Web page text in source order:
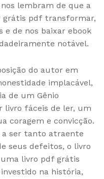
lembram de que a
pdf transformar,
e de nos baixar ebook
notável.
do autor em
implacável,
de um Gênio
livro fáceis de ler, um
coragem e convicção.
ser tanto atraente
seus defeitos, o livro
livro pdf grátis
na história,